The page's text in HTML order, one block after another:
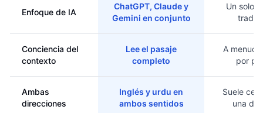
Enfoque de IA
ChatGPT, Claude y
Gemini en conjunto
Un solo
Conciencia del
contexto
Lee el pasaje
completo
A
por
Ambas
direcciones
Inglés y urdu en
ambos sentidos
Suele
una